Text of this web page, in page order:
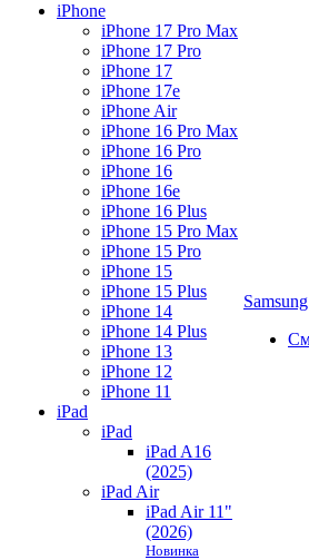
iPhone
iPhone 17 Pro Max
iPhone 17 Pro
iPhone 17
iPhone 17e
iPhone Air
iPhone 16 Pro Max
iPhone 16 Pro
iPhone 16
iPhone 16e
iPhone 16 Plus
iPhone 15 Pro Max
iPhone 15 Pro
iPhone 15
iPhone 15 Plus
iPhone 14
iPhone 14 Plus
iPhone 13
iPhone 12
iPhone 11
iPad
iPad
iPad A16
(2025)
iPad Air
iPad Air 11"
(2026)
Новинка
Samsung